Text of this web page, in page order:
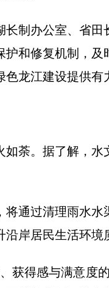
制办公室、省田
和修复机制，及
龙江建设提供有
荼。据了解，水
通过清理雨水水
岸居民生活环境
获得感与满意度